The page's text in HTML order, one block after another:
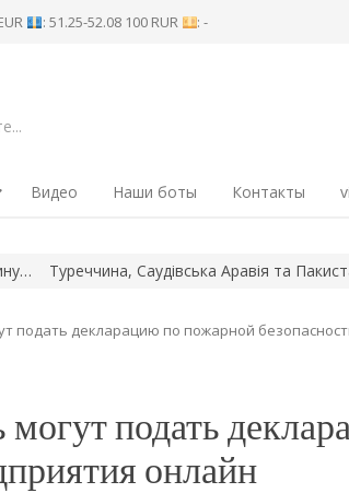
: 51.25-52.08 100 RUR : -
Видео Наши боты Контакты
Саудівська Аравія та Пакистан
подать декларацию по пожарной
подать
онлайн